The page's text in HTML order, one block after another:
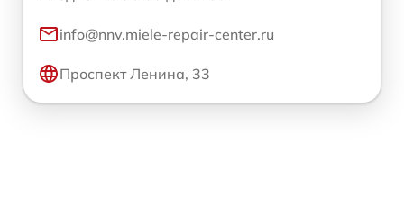
info@nnv.miele-repair-center.ru
Проспект Ленина, 33